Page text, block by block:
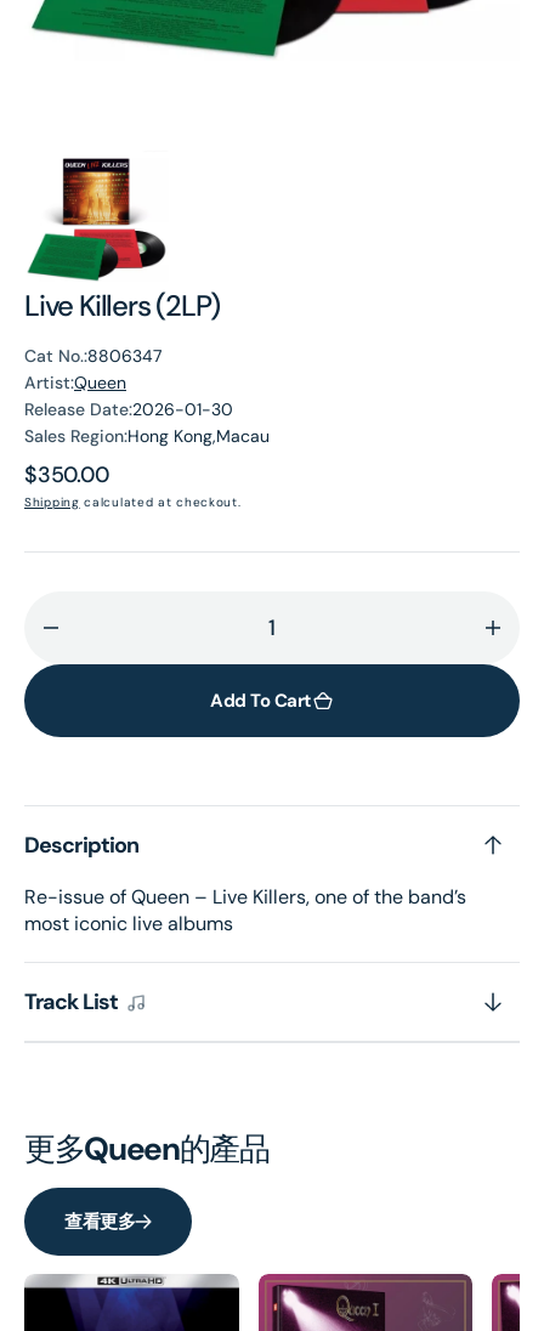
Live Killers (2LP)
Cat No.:8806347
Artist:Queen
Release Date:2026-01-30
Sales Region:Hong Kong,Macau
Regular
price
$350.00
Shipping calculated at checkout.
quantity
Live
for
Live
Add To Cart
Description
Re-issue of Queen – Live Killers, one of the band’s
most iconic live albums
Track List
更多Queen的產品
查看更多